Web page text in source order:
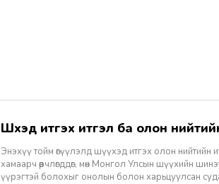
Шүүхэд итгэх итгэл ба олон
Энэхүү тойм өгүүлэлд шүүхэд итгэх олон
хамаарч өөрчлөгддөг, мөн Монгол Улсын шүүхийн
үүрэгтэй болохыг онолын болон харьцуулсан